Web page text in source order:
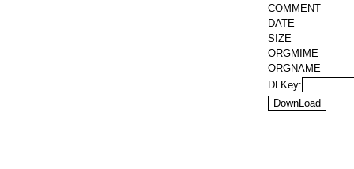
COMMENT
DATE
SIZE
ORGMIME
ORGNAME
DLKey: